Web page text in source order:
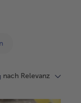
nach Relevanz